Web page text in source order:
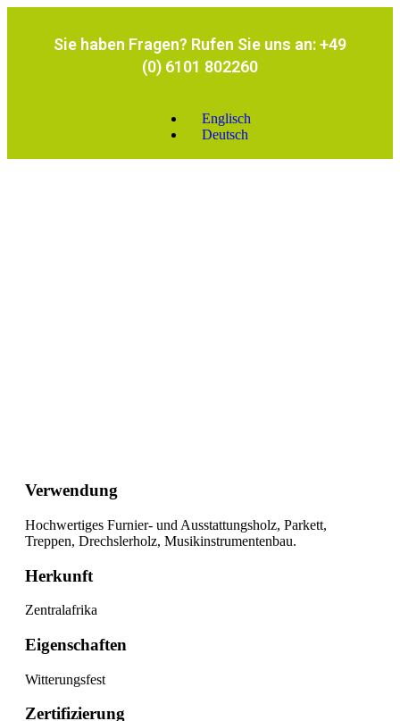
Sie haben Fragen? Rufen Sie uns an: +49
(0) 6101 802260
Englisch
Deutsch
Verwendung
Hochwertiges Furnier- und Ausstattungsholz, Parkett,
Treppen, Drechslerholz, Musikinstrumentenbau.
Herkunft
Zentralafrika
Eigenschaften
Witterungsfest
Zertifizierung